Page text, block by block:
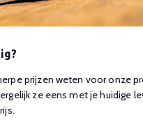
prijzen weten voor onze
ze eens met je huidige